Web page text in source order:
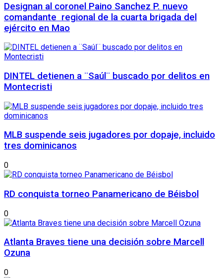
Designan al coronel Paino Sanchez P. nuevo
comandante regional de la cuarta brigada del
ejército en Mao
DINTEL detienen a ¨Saúl¨ buscado por delitos en
Montecristi
MLB suspende seis jugadores por dopaje, incluido
tres dominicanos
0
RD conquista torneo Panamericano de Béisbol
0
Atlanta Braves tiene una decisión sobre Marcell
Ozuna
0